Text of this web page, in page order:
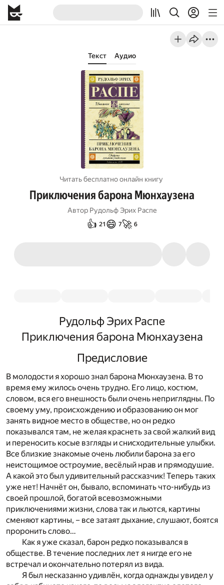
Текст Аудио
Читать бесплатно онлайн книгу
Приключения барона Мюнхаузена
Автор Рудольф Эрих Распе
👍 21 😄 7🚀 6
Рудольф Эрих Распе
Приключения барона Мюнхаузена
Предисловие
В молодости я хорошо знал барона Мюнхаузена. В то
время ему жилось очень трудно. Его лицо, костюм,
словом, вся его внешность были очень неприглядны. По
своему уму, происхождению и образованию он мог
занять видное место в обществе, но он редко
показывался там, не желая краснеть за свой жалкий вид
и переносить косые взгляды и снисходительные улыбки.
Все близкие знакомые очень любили барона за его
неистощимое остроумие, весёлый нрав и прямодушие.
А какой это был удивительный рассказчик! Теперь таких
уже нет! Начнёт он, бывало, вспоминать что-нибудь из
своей прошлой, богатой всевозможными
приключениями жизни, слова так и льются, картины
сменяют картины, – все затаят дыхание, слушают, боятся
проронить слово…
Как я уже сказал, барон редко показывался в
обществе. В течение последних лет я нигде его не
встречал и окончательно потерял из вида.
Я был несказанно удивлён, когда однажды увидел у